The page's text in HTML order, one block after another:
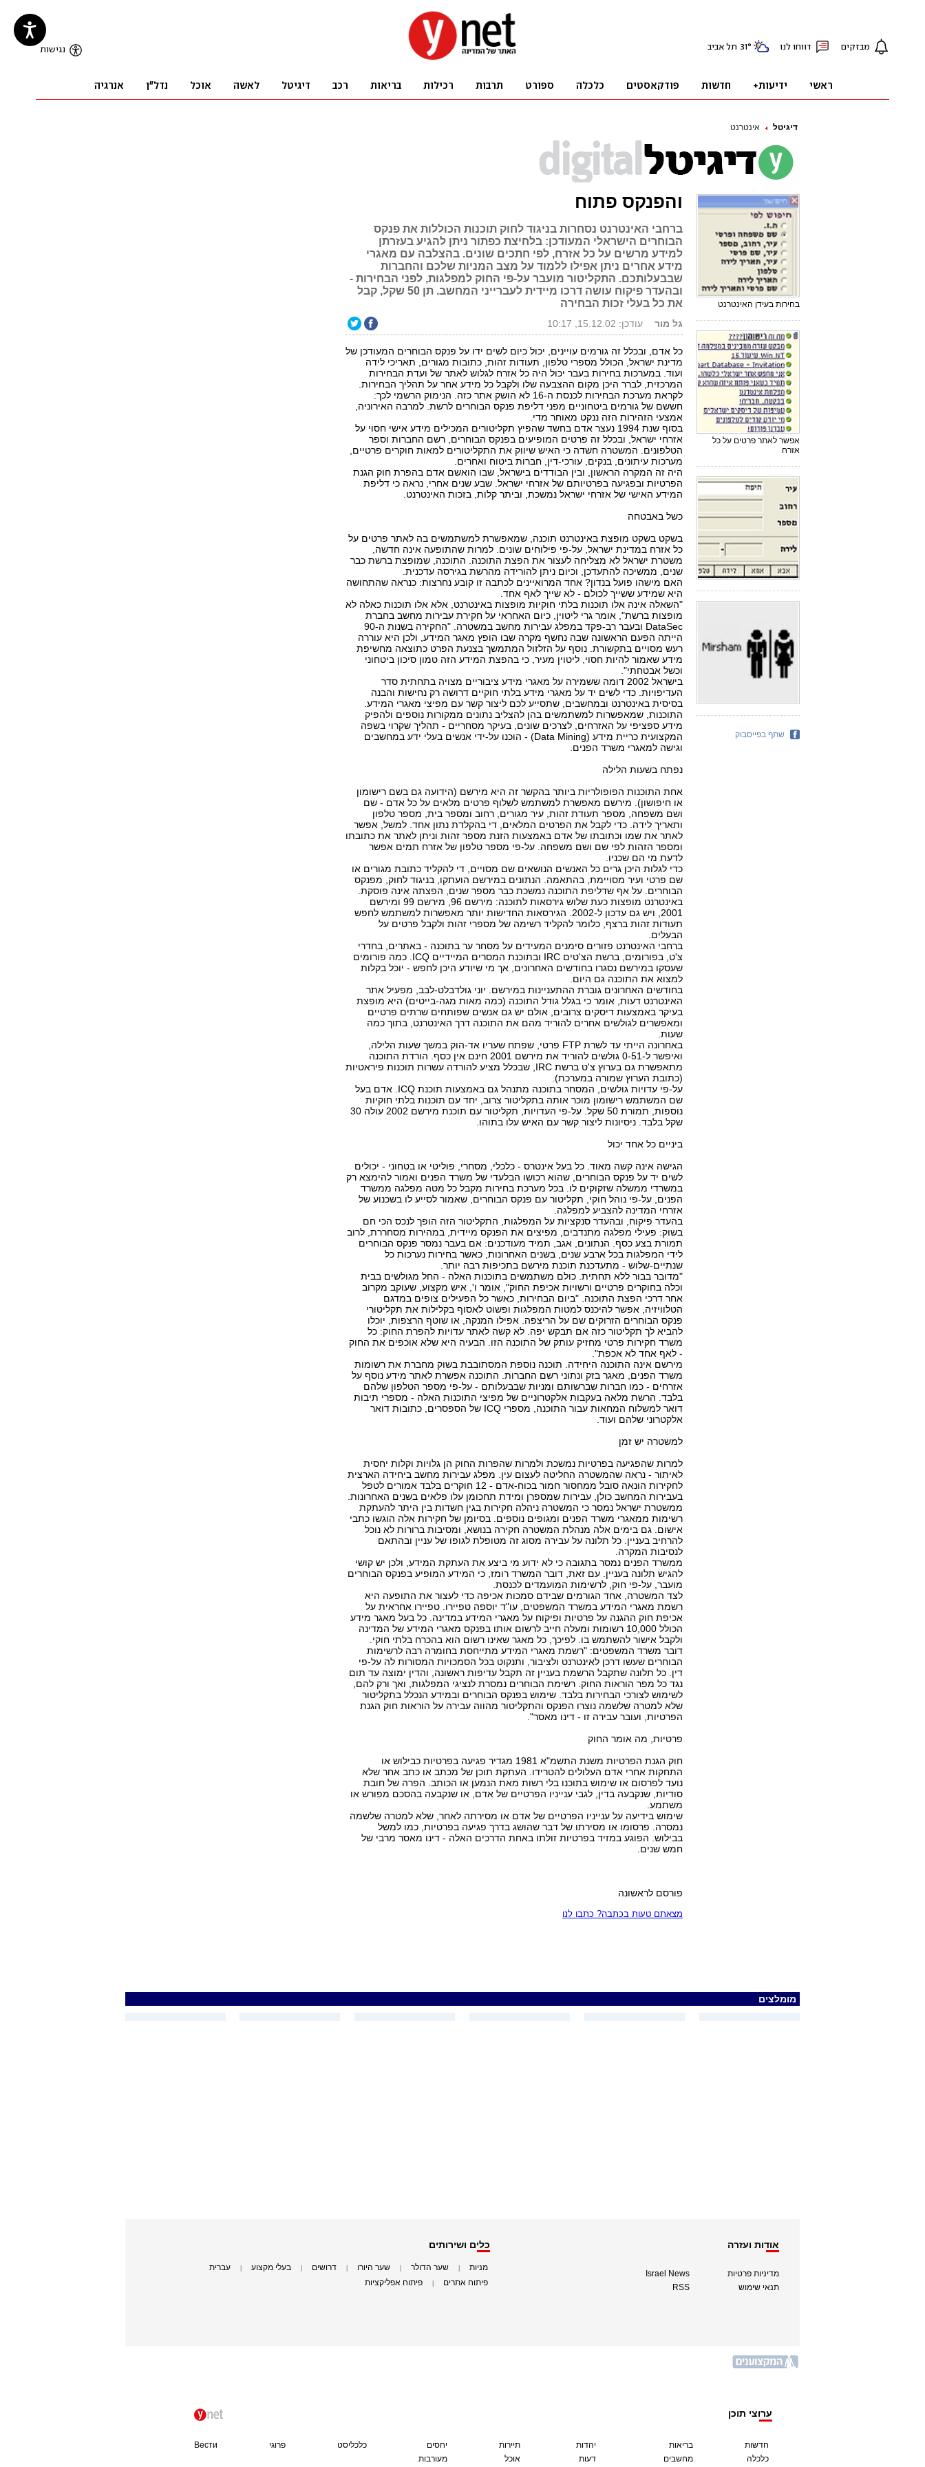
דיגיטל אינטרנט
והפנקס פתוח
ברחבי האינטרנט נסחרות בניגוד לחוק תוכנות הכוללות את פנקס
הבוחרים הישראלי המעודכן: בלחיצת כפתור ניתן להגיע בעזרתן
למידע מרשים על כל אזרח, לפי חתכים שונים. בהצלבה עם מאגרי
מידע אחרים ניתן אפילו ללמוד על מצב המניות שלכם והחברות
שבבעלותכם. התקליטור מועבר על-פי החוק למפלגות, לפני הבחירות -
ובהעדר פיקוח עושה דרכו מיידית לעברייני המחשב. תן 50 שקל, קבל
את כל בעלי זכות הבחירה
גל מור עודכן: 15.12.02, 10:17
כל אדם, ובכלל זה גורמים עויינים, יכול כיום לשים ידו על פנקס הבוחרים המעודכן של
מדינת ישראל, הכולל מספרי טלפון, תעודות זהות, כתובות מגורים, תאריכי לידה
ועוד. במערכות בחירות בעבר יכול היה כל אזרח לגלוש לאתר של ועדת הבחירות
המרכזית, לברר היכן מקום ההצבעה שלו ולקבל כל מידע אחר על תהליך הבחירות.
לקראת מערכת הבחירות לכנסת ה-16 לא הושק אתר כזה. הנימוק הרשמי לכך:
חששם של גורמים ביטחוניים מפני דליפת פנקס הבוחרים לרשת. למרבה האירוניה,
אמצעי הזהירות הזה ננקט מאוחר מדי.
בסוף שנת 1994 נעצר אדם בחשד שהפיץ תקליטורים המכילים מידע אישי חסוי על
אזרחי ישראל, ובכלל זה פרטים המופיעים בפנקס הבוחרים, רשם החברות וספר
הטלפונים. המשטרה חשדה כי האיש שיווק את התקליטורים למאות חוקרים פרטיים,
מערכות עיתונים, בנקים, עורכי-דין, חברות ביטוח ואחרים.
היה זה המקרה הראשון, ובין הבודדים בישראל, שבו הואשם אדם בהפרת חוק הגנת
הפרטיות ובפגיעה בפרטיותם של אזרחי ישראל. שבע שנים אחרי, נראה כי דליפת
המידע האישי של אזרחי ישראל נמשכת, וביתר קלות, בזכות האינטרנט.
כשל באבטחה
בשקט בשקט מופצת באינטרנט תוכנה, שמאפשרת למשתמשים בה לאתר פרטים על
כל אזרח במדינת ישראל, על-פי פילוחים שונים. למרות שהתופעה אינה חדשה,
משטרת ישראל לא מצליחה לעצור את הפצת התוכנה. התוכנה, שמופצת ברשת כבר
שנים, ממשיכה להתעדכן, וכיום ניתן להורידה מהרשת בגירסה עדכנית.
האם מישהו פועל בנדון? אחד המרואיינים לכתבה זו קובע נחרצות: כנראה שהתחושה
היא שמידע ששייך לכולם - לא שייך לאף אחד.
"השאלה אינה אלו תוכנות בלתי חוקיות מופצות באינטרנט, אלא אלו תוכנות כאלה לא
מופצות ברשת", אומר גרי ליטוין, כיום האחראי על חקירת עבירות מחשב בחברת
DataSec ובעבר רב-פקד במפלג עבירות מחשב במשטרה. "החקירה בשנות ה-90
הייתה הפעם הראשונה שבה נחשף מקרה שבו הופץ מאגר המידע, ולכן היא עוררה
רעש מסויים בתקשורת. נוסף על הזלזול המתמשך בצנעת הפרט כתוצאה מחשיפת
מידע שאמור להיות חסוי, ליטוין מעיר, כי בהפצת המידע הזה טמון סיכון ביטחוני
וכשל אבטחתי".
בישראל 2002 דומה ששמירה על מאגרי מידע ציבוריים מצויה בתחתית סדר
העדיפויות. כדי לשים יד על מאגרי מידע בלתי חוקיים דרושה רק נחישות והבנה
בסיסית באינטרנט ובמחשבים, שתסייע לכם ליצור קשר עם מפיצי מאגרי המידע.
התוכנות, שמאפשרות למשתמשים בהן להצליב נתונים ממקורות נוספים ולהפיק
מידע ספציפי על האזרחים, לצרכים שונים, בעיקר מסחריים - תהליך שקרוי בשפה
המקצועית כריית מידע (Data Mining) - הוכנו על-ידי אנשים בעלי ידע במחשבים
וגישה למאגרי משרד הפנים.
נפתח בשעות הלילה
אחת התוכנות הפופולריות ביותר בהקשר זה היא מירשם (הידועה גם בשם רישומון
או חיפושון). מירשם מאפשרת למשתמש לשלוף פרטים מלאים על כל אדם - שם
ושם משפחה, מספר תעודת זהות, עיר מגורים, רחוב ומספר בית, מספר טלפון
ותאריך לידה. כדי לקבל את הפרטים המלאים, די בהקלדת נתון אחד. למשל, אפשר
לאתר את שמו וכתובתו של אדם באמצעות הזנת מספר זהות וניתן לאתר את כתובתו
ומספר הזהות לפי שם ושם משפחה. על-פי מספר טלפון של אזרח תמים אפשר
לדעת מי הם שכניו.
כדי לגלות היכן גרים כל האנשים הנושאים שם מסויים, די להקליד כתובת מגורים או
שם פרטי ועיר מסויימת, בהתאמה. הנתונים במירשם הועתקו, בניגוד לחוק, מפנקס
הבוחרים. על אף שדליפת התוכנה נמשכת כבר מספר שנים, הפצתה אינה פוסקת.
באינטרנט מופצות כעת שלוש גירסאות לתוכנה: מירשם 96, מירשם 99 ומירשם
2001, ויש גם עדכון ל-2002. הגירסאות החדישות יותר מאפשרות למשתמש לחפש
תעודות זהות ברצף, כלומר להקליד רשימה של מספרי זהות ולקבל פרטים על
הבעלים.
ברחבי האינטרנט פזורים סימנים המעידים על מסחר ער בתוכנה - באתרים, בחדרי
צ'ט, בפורומים, ברשת הצ'טים IRC ובתוכנת המסרים המיידיים ICQ. כמה פורומים
שעסקו במירשם נסגרו בחודשים האחרונים, אך מי שיודע היכן לחפש - יוכל בקלות
למצוא את התוכנה גם היום.
בחודשים האחרונים גוברת ההתעניינות במירשם. יוני גולדבלט-לבב, מפעיל אתר
האינטרנט דעות, אומר כי בגלל גודל התוכנה (כמה מאות מגה-בייטים) היא מופצת
בעיקר באמצעות דיסקים צרובים, אולם יש גם אנשים שפותחים שרתים פרטיים
ומאפשרים לגולשים אחרים להוריד מהם את התוכנה דרך האינטרנט, בתוך כמה
שעות.
באחרונה הייתי עד לשרת FTP פרטי, שפתח שעריו אד-הוק במשך שעות הלילה,
ואיפשר ל-0-51 גולשים להוריד את מירשם 2001 חינם אין כסף. הורדת התוכנה
מתאפשרת גם בערוץ צ'ט ברשת IRC, שבכלל מציע להורדה עשרות תוכנות פיראטיות
(כתובת הערוץ שמורה במערכת).
על-פי עדויות גולשים, המסחר בתוכנה מתנהל גם באמצעות תוכנת ICQ. אדם בעל
שם המשתמש רישומון מוכר אותה בתקליטור צרוב, יחד עם תוכנות בלתי חוקיות
נוספות, תמורת 50 שקל. על-פי העדויות, תקליטור עם תוכנת מירשם 2002 עולה 30
שקל בלבד. ניסיונות ליצור קשר עם האיש עלו בתוהו.
ביניים כל אחד יכול
הגישה אינה קשה מאוד. כל בעל אינטרס - כלכלי, מסחרי, פוליטי או בטחוני - יכולים
לשים יד על פנקס הבוחרים, שהוא רכושו הבלעדי של משרד הפנים ואמור להימצא רק
במשרדי ממשלה שזקוקים לו. בכל מערכת בחירות מקבל כל מטה מפלגה ממשרד
הפנים, על-פי נוהל חוקי, תקליטור עם פנקס הבוחרים, שאמור לסייע לו בשכנוע של
אזרחי המדינה להצביע למפלגה.
בהעדר פיקוח, ובהעדר סנקציות על המפלגות, התקליטור הזה הופך לנכס הכי חם
בשוק: פעילי מפלגה מתנדבים, מפיצים את הפנקס מיידית, במהירות מסחררת, לרוב
תמורת בצע כסף. הנתונים, אגב, תמיד מעודכנים: אם בעבר נמסר פנקס הבוחרים
לידי המפלגות בכל ארבע שנים, בשנים האחרונות, כאשר בחירות נערכות כל
שנתיים-שלוש - מתעדכנת תוכנת מירשם בתכיפות רבה יותר.
"מדובר בבור ללא תחתית. כולם משתמשים בתוכנות האלה - החל מגולשים בבית
וכלה בחוקרים פרטיים ורשויות אכיפת החוק", אומר ו', איש מקצוע, שעוקב מקרוב
אחר דרכי הפצת התוכנה. "ביום הבחירות, כאשר כל הפעילים צופים במדגם
הטלוויזיה, אפשר להיכנס למטות המפלגות ופשוט לאסוף בקלילות את תקליטורי
פנקס הבוחרים הזרוקים שם על הריצפה. אפילו המנקה, או שוטף הרצפות, יוכלו
להביא לך תקליטור כזה אם תבקש יפה. לא קשה לאתר עדויות להפרת החוק: כל
משרד חקירות פרטי מחזיק עותק של התוכנה הזו. הבעיה היא שלא אוכפים את החוק
- לאף אחד לא אכפת".
מירשם אינה התוכנה היחידה. תוכנה נוספת המסתובבת בשוק מחברת את רשומות
משרד הפנים, מאגר בזק ונתוני רשם החברות. התוכנה אפשרת לאתר מידע נוסף על
אזרחים - כמו חברות שברשותם ומניות שבבעלותם - על-פי מספר הטלפון שלהם
בלבד. הרשת מלאה בעקבות אלקטרוניים של מפיצי התוכנות האלה - מספרי תיבות
דואר למשלוח המחאות עבור התוכנה, מספרי ICQ של הספסרים, כתובות דואר
אלקטרוני שלהם ועוד.
למשטרה יש זמן
למרות שהפגיעה בפרטיות נמשכת ולמרות שהפרות החוק הן גלויות וקלות יחסית
לאיתור - נראה שהמשטרה החליטה לעצום עין. מפלג עבירות מחשב ביחידה הארצית
לחקירות הונאה סובל ממחסור חמור בכוח-אדם - 12 חוקרים בלבד אמורים לטפל
בעבירות המחשב כולן, עבירות שמספרן ומידת תחכומן עלו פלאים בשנים האחרונות.
ממשטרת ישראל נמסר כי המשטרה ניהלה חקירות בגין חשדות בין היתר להעתקת
רשימות ממאגרי משרד הפנים ומגופים נוספים. בסיומן של חקירות אלה הוגשו כתבי
אישום. גם בימים אלה מנהלת המשטרה חקירה בנושא, ומסיבות ברורות לא נוכל
להרחיב בעניין. כל תלונה על עבירה מסוג זה מטופלת לגופו של עניין ובהתאם
לנסיבות המקרה.
ממשרד הפנים נמסר בתגובה כי לא ידוע מי ביצע את העתקת המידע, ולכן יש קושי
להגיש תלונה בעניין. עם זאת, דובר המשרד רומז, כי המידע המופיע בפנקס הבוחרים
מועבר, על-פי חוק, לרשימות המועמדים לכנסת.
לצד המשטרה, אחד הגורמים שבידם סמכות אכיפה כדי לעצור את התופעה היא
רשמת מאגרי המידע במשרד המשפטים, עו"ד יוספה טפיירו. טפיירו אחראית על
אכיפת חוק ההגנה על פרטיות ופיקוח על מאגרי המידע במדינה. כל בעל מאגר מידע
הכולל 10,000 רשומות ומעלה חייב לרשום אותו בפנקס מאגרי המידע של המדינה
ולקבל אישור להשתמש בו. לפיכך, כל מאגר שאינו רשום הוא בהכרח בלתי חוקי.
דובר משרד המשפטים: "רשמת מאגרי המידע מתייחסת בחומרה רבה לרשימות
הבוחרים שעשו דרכן לאינטרנט ולציבור, ותנקוט בכל הסמכויות המסורות לה על-פי
דין. כל תלונה שתקבל הרשמת בעניין זה תקבל עדיפות ראשונה, והדין ימוצה עד תום
נגד כל מפר הוראות החוק. רשימת הבוחרים נמסרת לנציגי המפלגות, ואך ורק להם,
לשימוש לצורכי הבחירות בלבד. שימוש בפנקס הבוחרים ובמידע הנכלל בתקליטור
שלא למטרה שלשמה נוצרו הפנקס והתקליטור מהווה עבירה על הוראות חוק הגנת
הפרטיות, ועובר עבירה זו - דינו מאסר".
פרטיות, מה אומר החוק
חוק הגנת הפרטיות משנת התשמ"א 1981 מגדיר פגיעה בפרטיות כבילוש או
התחקות אחרי אדם העלולים להטרידו. העתקת תוכן של מכתב או כתב אחר שלא
נועד לפרסום או שימוש בתוכנו בלי רשות מאת הנמען או הכותב. הפרה של חובת
סודיות, שנקבעה בדין, לגבי ענייניו הפרטיים של אדם, או שנקבעה בהסכם מפורש או
משתמע.
שימוש בידיעה על ענייניו הפרטיים של אדם או מסירתה לאחר, שלא למטרה שלשמה
נמסרה. פרסומו או מסירתו של דבר שהושג בדרך פגיעה בפרטיות, כמו למשל
בבילוש. הפוגע במזיד בפרטיות זולתו באחת הדרכים האלה - דינו מאסר מרבי של
חמש שנים.
פורסם לראשונה
מצאתם טעות בכתבה? כתבו לנו
בחירות בעידן האינטרנט
אפשר לאתר פרטים על כל
אזרח
שתף בפייסבוק
מומלצים
אודות ועזרה
מדיניות פרטיות
תנאי שימוש
Israel News
RSS
כלים ושירותים
מניות שער הדולר שער היורו דרושים בעלי מקצוע עברית
פיתוח אתרים פיתוח אפליקציות
ערוצי תוכן
חדשות
כלכלה
בריאות
מחשבים
יהדות
דעות
תיירות
אוכל
יחסים
מעורבות
כלכליסט פרוגי Вести